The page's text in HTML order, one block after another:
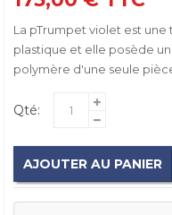
La pTrumpet violet est
plastique et elle posède
polymère d'une seule
Qté:
AJOUTER AU PANIER